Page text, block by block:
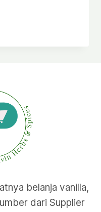
belanja vanilla,
dari Supplier